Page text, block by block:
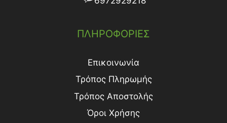
ΠΛΗΡΟΦΟΡΙΕΣ
Επικοινωνία
Τρόπος Πληρωμής
Τρόπος Aποστολής
Όροι Χρήσης